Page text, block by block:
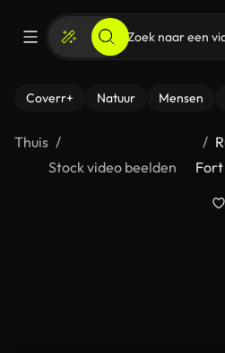
Coverr+ Natuur Mensen
Thuis
Stock video beelden
Fort